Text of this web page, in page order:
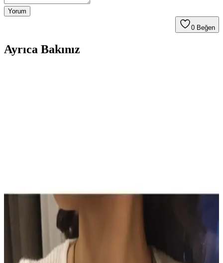
Yorum
0 Beğen
Ayrıca Bakınız
Sun Brown Carrot Butter Bronzlaştırıcı Krem, doğal içerikleriyle
cilde sağlıklı bronzluk kazandırır, hızlı emilir, kolay kullanılır ve
uzun süre kalıcı sonuçlar sağlar.
TUTUYA TEXTIL Hep Trend El Örgüsü Uzun
Renkli Lif Seti Detaylı İnceleme ve Kullanım
Alanları